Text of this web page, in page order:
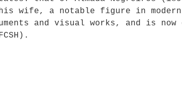
wife, a notable figure in
and visual works, and is now